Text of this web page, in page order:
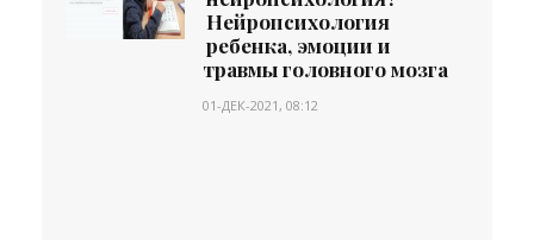
Нейропсихология
ребенка, эмоции и
травмы головного мозга
01-ДЕК-2021, 08:12